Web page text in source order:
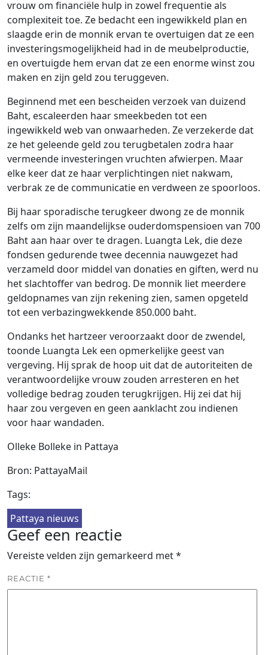
vrouw om financiële hulp in zowel frequentie als
complexiteit toe. Ze bedacht een ingewikkeld plan en
slaagde erin de monnik ervan te overtuigen dat ze een
investeringsmogelijkheid had in de meubelproductie,
en overtuigde hem ervan dat ze een enorme winst zou
maken en zijn geld zou teruggeven.
Beginnend met een bescheiden verzoek van duizend
Baht, escaleerden haar smeekbeden tot een
ingewikkeld web van onwaarheden. Ze verzekerde dat
ze het geleende geld zou terugbetalen zodra haar
vermeende investeringen vruchten afwierpen. Maar
elke keer dat ze haar verplichtingen niet nakwam,
verbrak ze de communicatie en verdween ze spoorloos.
Bij haar sporadische terugkeer dwong ze de monnik
zelfs om zijn maandelijkse ouderdomspensioen van 700
Baht aan haar over te dragen. Luangta Lek, die deze
fondsen gedurende twee decennia nauwgezet had
verzameld door middel van donaties en giften, werd nu
het slachtoffer van bedrog. De monnik liet meerdere
geldopnames van zijn rekening zien, samen opgeteld
tot een verbazingwekkende 850.000 baht.
Ondanks het hartzeer veroorzaakt door de zwendel,
toonde Luangta Lek een opmerkelijke geest van
vergeving. Hij sprak de hoop uit dat de autoriteiten de
verantwoordelijke vrouw zouden arresteren en het
volledige bedrag zouden terugkrijgen. Hij zei dat hij
haar zou vergeven en geen aanklacht zou indienen
voor haar wandaden.
Olleke Bolleke in Pattaya
Bron: PattayaMail
Tags:
Pattaya nieuws
Geef een reactie
Vereiste velden zijn gemarkeerd met*
REACTIE *